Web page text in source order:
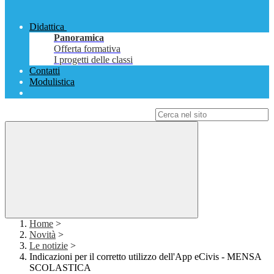
Didattica
Panoramica
Offerta formativa
I progetti delle classi
Contatti
Modulistica
Home >
Novità >
Le notizie >
Indicazioni per il corretto utilizzo dell'App eCivis - MENSA
SCOLASTICA